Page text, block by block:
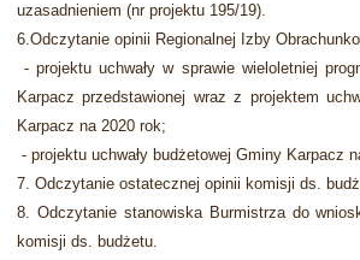
uzasadnieniem (nr projektu 195/19).
6.Odczytanie opinii Regionalnej Izby
- projektu uchwały w sprawie wieloletniej
Karpacz przedstawionej wraz z projektem
Karpacz na 2020 rok;
- projektu uchwały budżetowej Gminy Karpacz
7. Odczytanie ostatecznej opinii komisji ds.
8. Odczytanie stanowiska Burmistrza do
komisji ds. budżetu.